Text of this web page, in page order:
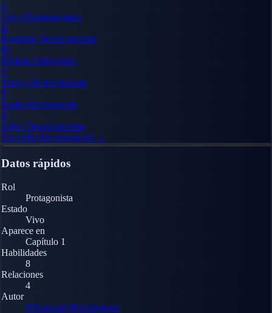
C
Coco Deuteragonista
K
Komatsu Deuteragonista
M
Midora Antagonista
S
Sunny Deuteragonista
T
Toriko Protagonista
Z
Zebra Deuteragonista
Ver todos los personajes →
Datos rápidos
Rol
Protagonista
Estado
Vivo
Aparece en
Capítulo 1
Habilidades
8
Relaciones
4
Autor
Mitsutoshi Shimabukuro